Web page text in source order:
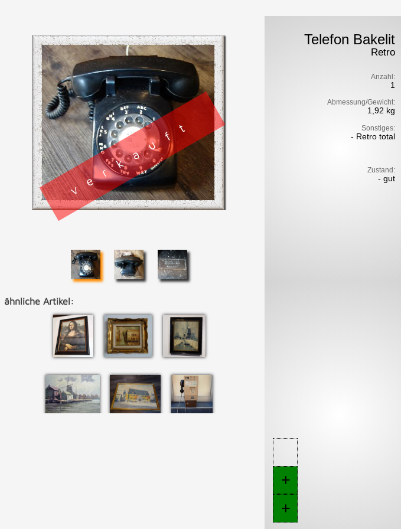
verkauft
ähnliche Artikel:
Telefon Bakelit
Retro
Anzahl:
1
Abmessung/Gewicht:
1,92 kg
Sonstiges:
- Retro total
Zustand:
- gut
+
+